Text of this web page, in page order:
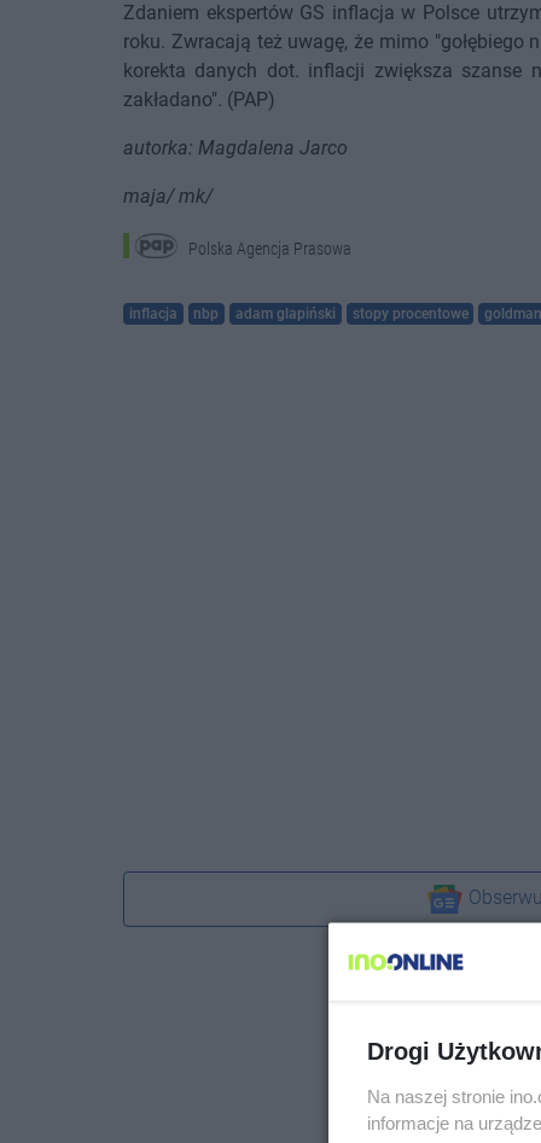
Zdaniem ekspertów GS inflacja w Polsce
roku. Zwracają też uwagę, że mimo "gołębiego
korekta danych dot. inflacji zwiększa szanse
zakładano". (PAP)
autorka: Magdalena Jarco
maja/ mk/
Polska Agencja Prasowa
inflacja nbp adam glapiński stopy procentowe
Drogi
Na naszej stronie
informacje na